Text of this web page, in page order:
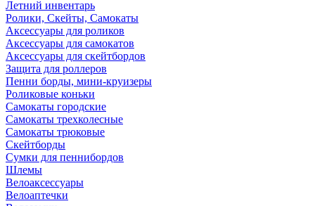
Летний инвентарь
Ролики, Скейты, Самокаты
Аксессуары для роликов
Аксессуары для самокатов
Аксессуары для скейтбордов
Защита для роллеров
Пенни борды, мини-круизеры
Роликовые коньки
Самокаты городские
Самокаты трехколесные
Самокаты трюковые
Скейтборды
Сумки для пеннибордов
Шлемы
Велоаксессуары
Велоаптечки